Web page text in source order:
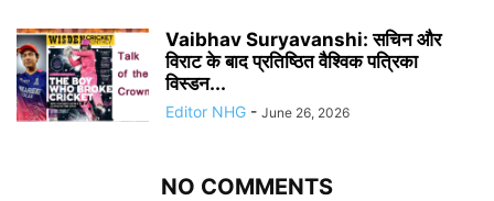
Vaibhav Suryavanshi: सचिन और
विराट के बाद प्रतिष्ठित वैश्विक पत्रिका
विस्डन...
Editor NHG - June 26, 2026
NO COMMENTS